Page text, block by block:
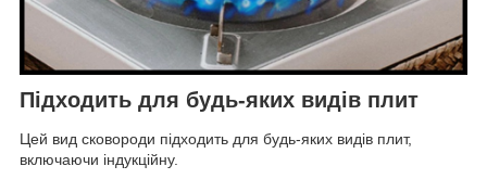
Підходить для будь-яких видів плит
Цей вид сковороди підходить для будь-яких видів плит,
включаючи індукційну.